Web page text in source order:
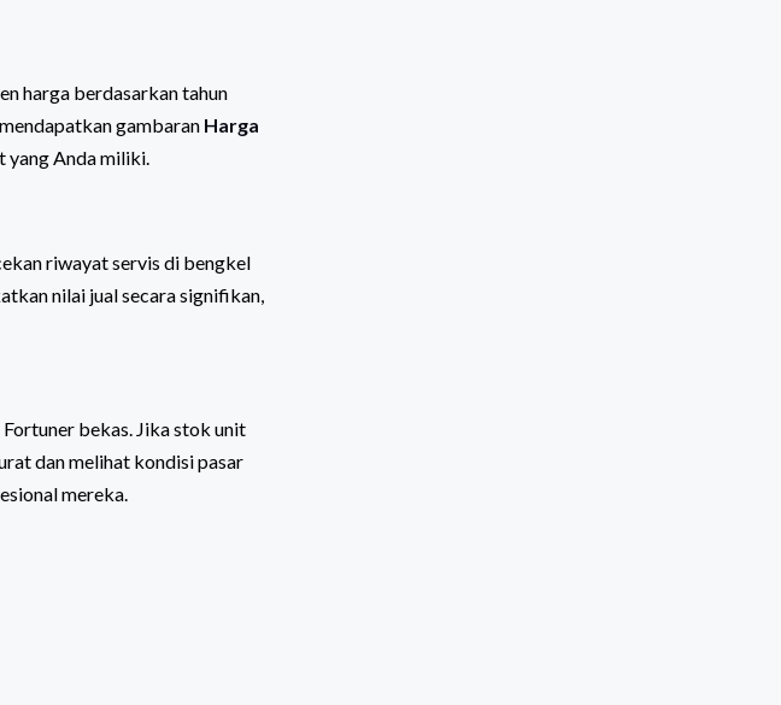
harga berdasarkan tahun
gambaran Harga
yang Anda miliki.
riwayat servis di bengkel
nilai jual secara signifikan,
bekas. Jika stok unit
dan melihat kondisi pasar
mereka.